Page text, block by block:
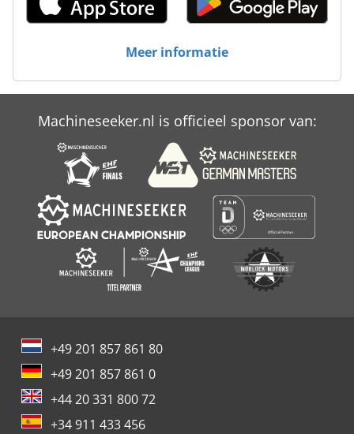
Meer informatie
Machineseeker.nl is officieel sponsor van:
+49 201 857 861 80
+49 201 857 861 0
+44 20 331 800 72
+34 911 433 456